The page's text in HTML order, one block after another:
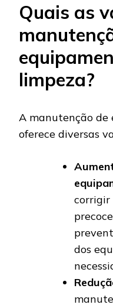
Quais as
limpeza?
A manutenção de
oferece diversas
corrigir
dos